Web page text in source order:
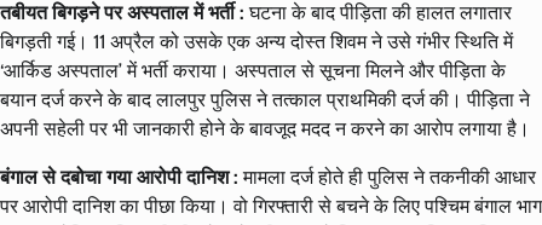
तबीयत बिगड़ने पर अस्पताल में भर्ती :घटना के बाद पीड़िता की हालत लगातार
बिगड़ती गई। 11 अप्रैल को उसके एक अन्य दोस्त शिवम ने उसे गंभीर स्थिति में
‘आर्किड अस्पताल’ में भर्ती कराया। अस्पताल से सूचना मिलने और पीड़िता के
बयान दर्ज करने के बाद लालपुर पुलिस ने तत्काल प्राथमिकी दर्ज की। पीड़िता ने
अपनी सहेली पर भी जानकारी होने के बावजूद मदद न करने का आरोप लगाया है।
बंगाल से दबोचा गया आरोपी दानिश :मामला दर्ज होते ही पुलिस ने तकनीकी आधार
पर आरोपी दानिश का पीछा किया। वो गिरफ्तारी से बचने के लिए पश्चिम बंगाल भाग